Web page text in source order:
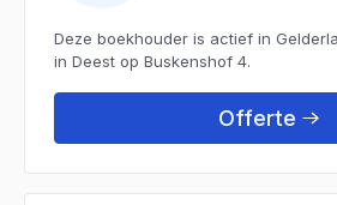
Deze boekhouder is actief in
in Deest op Buskenshof 4.
Offerte